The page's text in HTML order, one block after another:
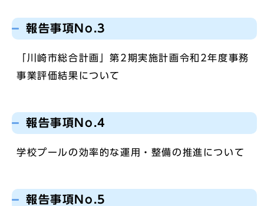
報告事項No.3
「川崎市総合計画」第2期実施計画令和2年度事務
事業評価結果について
報告事項No.4
学校プールの効率的な運用・整備の推進について
報告事項No.5